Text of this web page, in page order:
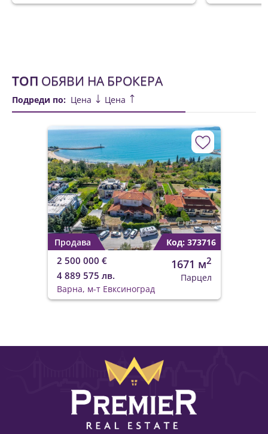
ТОП ОБЯВИ НА БРОКЕРА
Подреди по: Цена Цена
Продава Код: 373716
2 500 000 €
4 889 575 лв.
1671 м2
Парцел
Варна, м-т Евксиноград